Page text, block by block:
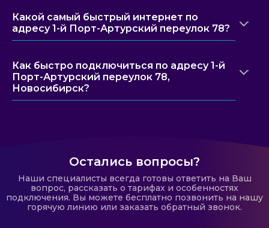
Какой самый быстрый интернет по
адресу 1-й Порт-Артурский переулок 78?
Как быстро подключиться по адресу 1-й
Порт-Артурский переулок 78,
Новосибирск?
Остались вопросы?
Наши специалисты всегда готовы ответить на Ваш
вопрос, рассказать о тарифах и особенностях
подключения. Вы можете бесплатно позвонить на нашу
горячую линию или заказать обратный звонок.